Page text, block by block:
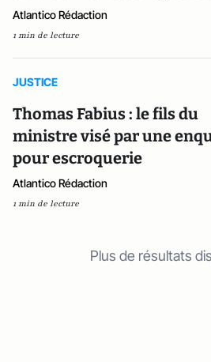
Atlantico Rédaction
1 min de lecture
JUSTICE
Thomas Fabius : le fils du
ministre visé par une
pour escroquerie
Atlantico Rédaction
1 min de lecture
Plus de résultats